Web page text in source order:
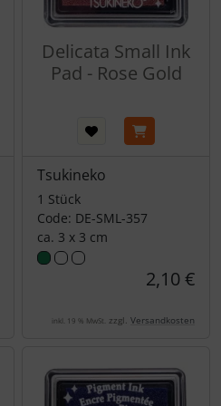
Delicata Small Ink
Pad - Rose Gold
Tsukineko
1 Stück
Code: DE-SML-357
ca. 3 x 3 cm
2,10 €
inkl. 19 % MwSt. zzgl. Versandkosten